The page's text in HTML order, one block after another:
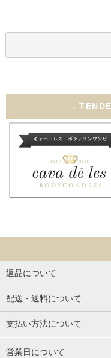
-
返品について
配送・送料について
支払い方法について
営業日について